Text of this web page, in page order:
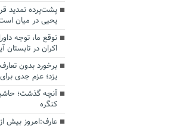
پشت‌پرده تمدید
یحیی در میان
توقع ما، توجه
اکران در تابستان
برخورد بدون
یزد؛ عزم جدی
آنچه گذشت؛
کنگره
عارف:امروز بیش